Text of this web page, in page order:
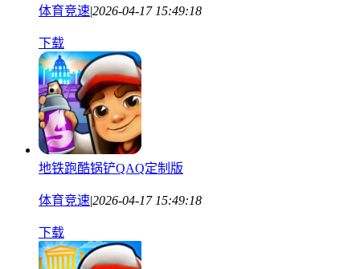
体育竞速|2026-04-17 15:49:18
下载
地铁跑酷锅铲QAQ定制版
体育竞速|2026-04-17 15:49:18
下载